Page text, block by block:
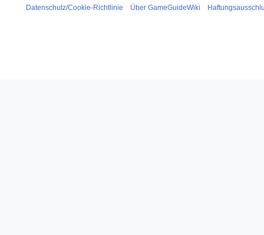
Datenschutz/Cookie-Richtlinie Über GameGuideWiki